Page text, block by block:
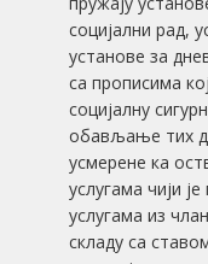
социјални рад,
установе за
са прописима
социјалну
обављање тих
усмерене ка
услугама чији
услугама из
складу са